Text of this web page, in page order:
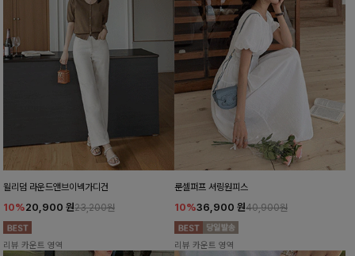
윌리덤 라운드앤브이넥가디건
10%20,900 원23,200원
리뷰 카운트 영역
룬셀퍼프 셔링원피스
10%36,900 원40,900원
리뷰 카운트 영역